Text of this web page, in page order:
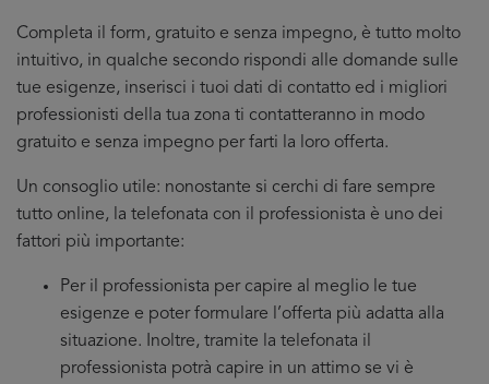
Completa il form, gratuito e senza impegno, è tutto molto
intuitivo, in qualche secondo rispondi alle domande sulle
tue esigenze, inserisci i tuoi dati di contatto ed i migliori
professionisti della tua zona ti contatteranno in modo
gratuito e senza impegno per farti la loro offerta.
Un consoglio utile: nonostante si cerchi di fare sempre
tutto online, la telefonata con il professionista è uno dei
fattori più importante:
Per il professionista per capire al meglio le tue
esigenze e poter formulare l’offerta più adatta alla
situazione. Inoltre, tramite la telefonata il
professionista potrà capire in un attimo se vi è